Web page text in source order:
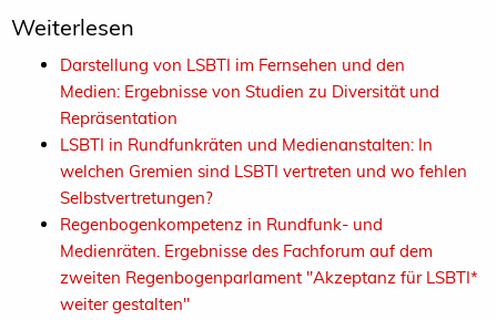
Weiterlesen
Darstellung von LSBTI im Fernsehen und den
Medien: Ergebnisse von Studien zu Diversität und
Repräsentation
LSBTI in Rundfunkräten und Medienanstalten: In
welchen Gremien sind LSBTI vertreten und wo fehlen
Selbstvertretungen?
Regenbogenkompetenz in Rundfunk- und
Medienräten. Ergebnisse des Fachforum auf dem
zweiten Regenbogenparlament "Akzeptanz für LSBTI*
weiter gestalten"